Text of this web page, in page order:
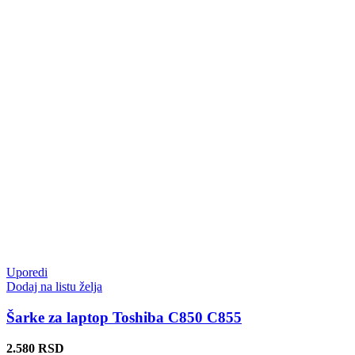
Uporedi
Dodaj na listu želja
Šarke za laptop Toshiba C850 C855
2.580 RSD